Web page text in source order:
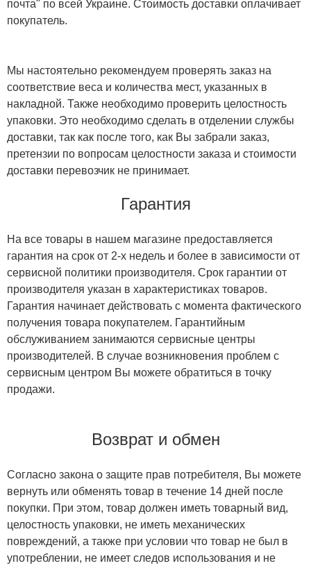
почта" по всей Украине. Стоимость доставки оплачивает
покупатель.
Мы настоятельно рекомендуем проверять заказ на
соответствие веса и количества мест, указанных в
накладной. Также необходимо проверить целостность
упаковки. Это необходимо сделать в отделении службы
доставки, так как после того, как Вы забрали заказ,
претензии по вопросам целостности заказа и стоимости
доставки перевозчик не принимает.
Гарантия
На все товары в нашем магазине предоставляется
гарантия на срок от 2-х недель и более в зависимости от
сервисной политики производителя. Срок гарантии от
производителя указан в характеристиках товаров.
Гарантия начинает действовать с момента фактического
получения товара покупателем. Гарантийным
обслуживанием занимаются сервисные центры
производителей. В случае возникновения проблем с
сервисным центром Вы можете обратиться в точку
продажи.
Возврат и обмен
Согласно закона о защите прав потребителя, Вы можете
вернуть или обменять товар в течение 14 дней после
покупки. При этом, товар должен иметь товарный вид,
целостность упаковки, не иметь механических
повреждений, а также при условии что товар не был в
употреблении, не имеет следов использования и не